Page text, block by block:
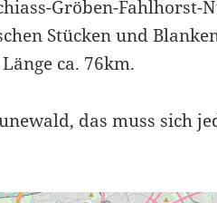
Gröben-Fahlhorst-
Stücken und
ca. 76km.
das muss sich